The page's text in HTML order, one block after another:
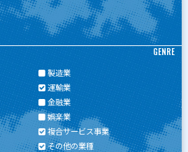
GENRE
製造業
運輸業
金融業
娯楽業
複合サービス事業
その他の業種